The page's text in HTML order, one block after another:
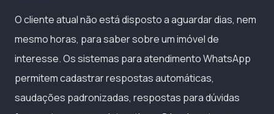
O cliente atual não está disposto a aguardar dias, nem
mesmo horas, para saber sobre um imóvel de
interesse. Os sistemas para atendimento WhatsApp
permitem cadastrar respostas automáticas,
saudações padronizadas, respostas para dúvidas